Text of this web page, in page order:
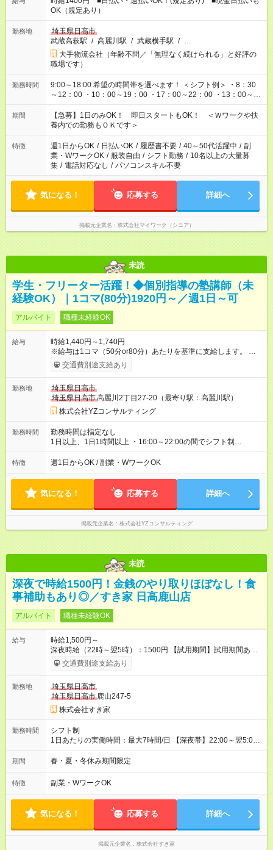
OK（規定あり）
勤務地
埼玉県日高市
武蔵高萩駅 / 高麗川駅 / 武蔵横手駅 / …
大手物流会社（年齢不問／「無理なく続けられる」と好評の
職場です）
勤務時間
9:00～18:00 希望の時間帯を選べます！ ＜シフト例＞ ・8：30
～12：00 ・10：00～19：00 ・17：00～22：00 ・13：00～
22：00 ・22：00～翌6：00 など
期間
【急募】1日のみOK！ 即日スタートもOK！ ＜Ｗワークや扶
養内での勤務もＯＫです＞
特徴 週1日からOK / 日払いOK / 履歴書不要 / 40～50代活躍中 / 副
業・WワークOK / 服装自由 / シフト勤務 / 10名以上の大量募
集 / 電話対応なし / パソコンスキル不要
気になる！ 応募する 詳細へ
掲載元企業名 株式会社マイワーク（シニア）
未読
学生・フリーター活躍！◆個別指導の塾講師（未
経験OK）｜1コマ(80分)1920円～／週1日～可
アルバイト 職種未経験OK
給与
時給1,440円～1,740円
※給与は1コマ（50分or80分）あたりを基準に支給します。 上記
の時給表記は、1コマの支給額を1時間あたりに換算した金額で
す。 高校生 └80分授業 2，320円／1コマ └50分授業 1，450
1，200円／1コマ 昇給あり 自身の知識や経験を活かせるワンラ
ンク上の SS講師(本部認定試験)でベース給のアップも可能で
す！ 試験合格目指して一緒にがんばりましょう！！ ※給与には
最大10分の授業準備時間等を含む ※指導人数に応じて手当加算
（最大+100円） ※原則、所定時間内での勤務となります。 万
が一、所定時間を超える場合は、 別途時間外労働手当を支給
通費支給 【試用期間】試用期間なし
交通費別途支給あり
勤務地
埼玉県日高市
埼玉県日高市高麗川2丁目27-20（最寄り駅：高麗川駅）
株式会社YZコンサルティング
勤務時間
勤務時間は指定なし
1日以上、1日1時間以上 ・16:00～22:00の間でシフト制
────────────────── ■学生さん 授業がない日・学校終
わりを利用しての勤務も大歓迎です♪ ■フリーターさん しっかり
──────────────────
特徴 週1日からOK / 副業・WワークOK
気になる！ 応募する 詳細へ
掲載元企業名 株式会社YZコンサルティング
未読
深夜で時給1500円！金銭のやり取りほぼなし！食
事補助もあり◎／すき家 日高鹿山店
アルバイト 職種未経験OK
給与
時給1,500円～
深夜時給（22時～翌5時）：1500円 【試用期間】試用期間あり
試用期間の長さ：1ヶ月 雇用形態、給与は本採用時と同じです。
試用期間の実態は30日（※条件変更なし）ですが、切り上げで
同時給）
交通費別途支給あり
勤務地
埼玉県日高市
埼玉県日高市 鹿山247-5
株式会社すき家
勤務時間
シフト制
1日あたりの実働時間：最大7時間/日 【深夜帯】22:00～翌5:00
週2日～・1日2h～OK◎ ※22:00から翌5:00までは18歳以上の方
のみ勤務可能です（18歳未満の深夜業務禁止のため） ★深夜で
す。 必ず、2名以上での勤務を行いますので、安心して働けま
す。
期間 春・夏・冬休み期間限定
特徴 副業・WワークOK
気になる！ 応募する 詳細へ
掲載元企業名 株式会社すき家